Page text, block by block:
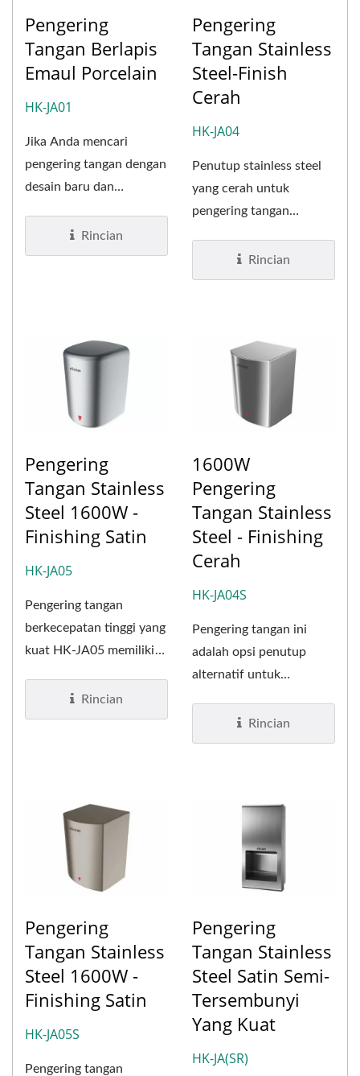
Pengering
Tangan Berlapis
Emaul Porcelain
HK-JA01
Jika Anda mencari
pengering tangan dengan
desain baru dan
pengering...Rincian
Pengering
Tangan Stainless
Steel-Finish
Cerah
HK-JA04
Penutup stainless steel
yang cerah untuk
pengering tangan
menciptakan...
Rincian
Pengering
Tangan Stainless
Steel 1600W -
Finishing Satin
HK-JA05
Pengering tangan
berkecepatan tinggi yang
kuat HK-JA05 memiliki
penampilan...Rincian
1600W
Pengering
Tangan Stainless
Steel - Finishing
Cerah
HK-JA04S
Pengering tangan ini
adalah opsi penutup
alternatif untuk
JA04. Pengering...
Rincian
Pengering
Tangan Stainless
Steel 1600W -
Finishing Satin
HK-JA05S
Pengering tangan
Pengering
Tangan Stainless
Steel Satin Semi-
Tersembunyi
Yang Kuat
HK-JA(SR)